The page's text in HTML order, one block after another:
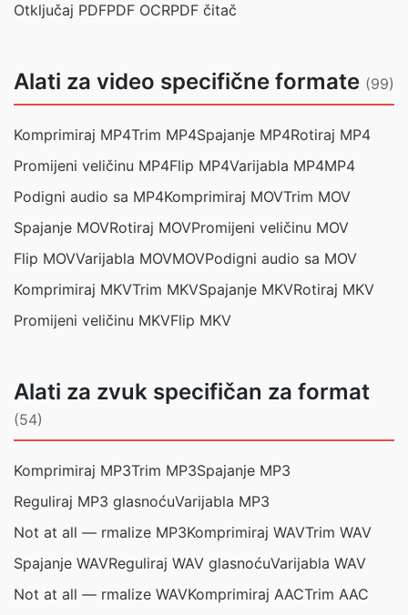
Otključaj PDFPDF OCRPDF čitač
Alati za video specifične formate (99)
Komprimiraj MP4Trim MP4Spajanje MP4Rotiraj MP4
Promijeni veličinu MP4Flip MP4Varijabla MP4MP4
Podigni audio sa MP4Komprimiraj MOVTrim MOV
Spajanje MOVRotiraj MOVPromijeni veličinu MOV
Flip MOVVarijabla MOVMOVPodigni audio sa MOV
Komprimiraj MKVTrim MKVSpajanje MKVRotiraj MKV
Promijeni veličinu MKVFlip MKV
Alati za zvuk specifičan za format
(54)
Komprimiraj MP3Trim MP3Spajanje MP3
Reguliraj MP3 glasnoćuVarijabla MP3
Not at all — rmalize MP3Komprimiraj WAVTrim WAV
Spajanje WAVReguliraj WAV glasnoćuVarijabla WAV
Not at all — rmalize WAVKomprimiraj AACTrim AAC